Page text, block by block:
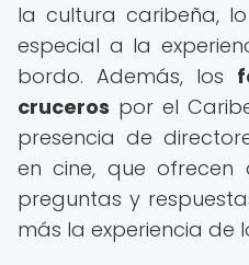
la cultura caribeña,
especial a la
bordo. Además, los
cruceros por el
presencia de
en cine, que ofrecen
preguntas y
más la experiencia de